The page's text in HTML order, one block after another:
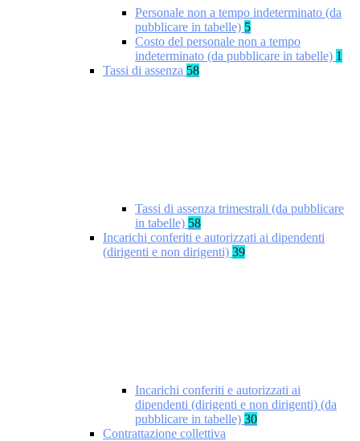
Personale non a tempo indeterminato (da
pubblicare in tabelle) 5
Costo del personale non a tempo
indeterminato (da pubblicare in tabelle) 1
Tassi di assenza 58
Tassi di assenza trimestrali (da pubblicare
in tabelle) 58
Incarichi conferiti e autorizzati ai dipendenti
(dirigenti e non dirigenti) 39
Incarichi conferiti e autorizzati ai
dipendenti (dirigenti e non dirigenti) (da
pubblicare in tabelle) 30
Contrattazione collettiva